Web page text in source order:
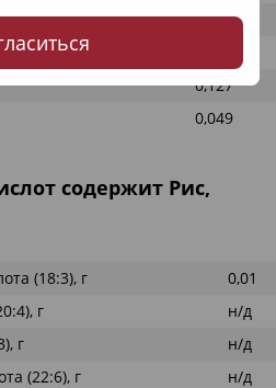
0,085
0,127
0,049
содержит Рис,
(18:3), г
0,01
г
н/д
г
н/д
(22:6), г
н/д